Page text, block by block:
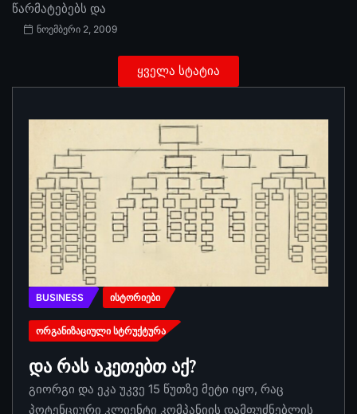
წარმატებებს და
ნოემბერი 2, 2009
ყველა სტატია
BUSINESS ᲘᲡᲢᲝᲠᲘᲔᲑᲘ
ᲝᲠᲒᲐᲜᲘᲖᲐᲪᲘᲣᲚᲘ ᲡᲢᲠᲣᲥᲢᲣᲠᲐ
და რას აკეთებთ აქ?
გიორგი და ეკა უკვე 15 წუთზე მეტი იყო, რაც
პოტენციური კლიენტი კომპანიის დამფუძნებლის